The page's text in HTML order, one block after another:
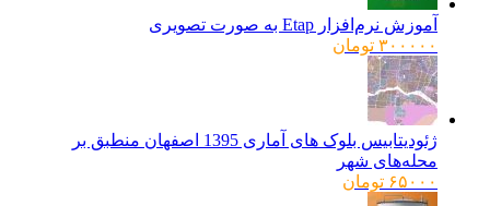
آموزش نرم‌افزار Etap به صورت تصویری
۳۰۰۰۰۰ تومان
ژئودیتابیس بلوک های آماری 1395 اصفهان منطبق بر
محله‌های شهر
۶۵۰۰۰ تومان